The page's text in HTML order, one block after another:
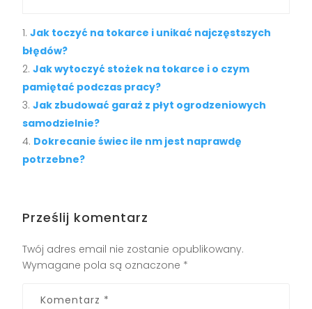
Jak toczyć na tokarce i unikać najczęstszych
błędów?
Jak wytoczyć stożek na tokarce i o czym
pamiętać podczas pracy?
Jak zbudować garaż z płyt ogrodzeniowych
samodzielnie?
Dokrecanie świec ile nm jest naprawdę
potrzebne?
Prześlij komentarz
Twój adres email nie zostanie opublikowany.
Wymagane pola są oznaczone *